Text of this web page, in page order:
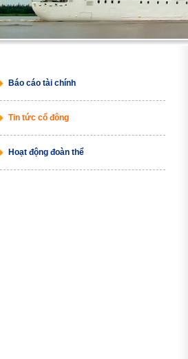
Báo cáo tài chính
Tin tức cổ đông
Hoạt động đoàn thể